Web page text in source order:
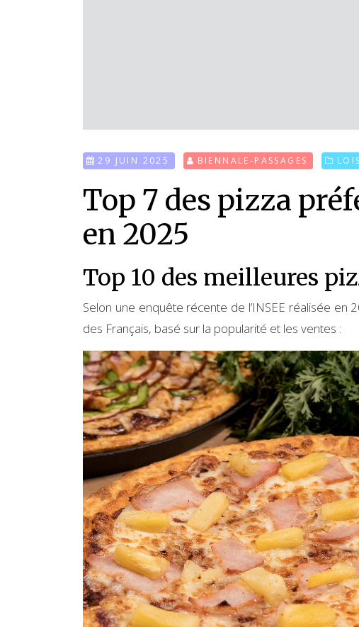
29 JUIN 2025 BIENNALE-PASSAGES
Top 7 des pizza
en 2025
Top 10 des meilleures
Selon une enquête récente de l’INSEE réalisée
des Français, basé sur la popularité et les ventes :